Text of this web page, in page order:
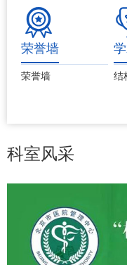
荣誉墙
荣誉墙 结
科室风采